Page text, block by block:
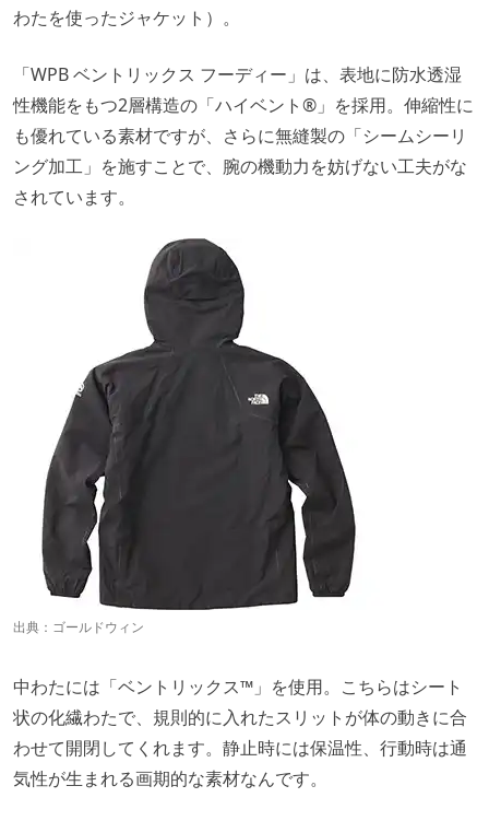
わたを使ったジャケット）。
「WPB ベントリックス フーディー」は、表地に防水透湿
性機能をもつ2層構造の「ハイベント®」を採用。伸縮性に
も優れている素材ですが、さらに無縫製の「シームシーリ
ング加工」を施すことで、腕の機動力を妨げない工夫がな
されています。
出典： ゴールドウィン
中わたには「ベントリックス™」を使用。こちらはシート
状の化繊わたで、規則的に入れたスリットが体の動きに合
わせて開閉してくれます。静止時には保温性、行動時は通
気性が生まれる画期的な素材なんです。